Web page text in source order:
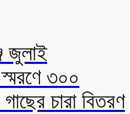
জুলাই
৩০০
গাছের চারা বিতরণ